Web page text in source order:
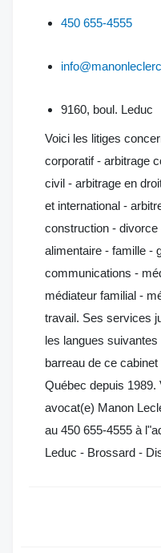
450 655-4555
9160, boul. Leduc
Voici les litiges
corporatif - arbitrage
civil - arbitrage en
et international -
construction -
alimentaire - famille -
communications -
médiateur familial -
travail. Ses services
les langues
barreau de ce
Québec depuis
avocat(e) Manon
au 450 655-4555 à
Leduc - Brossard -